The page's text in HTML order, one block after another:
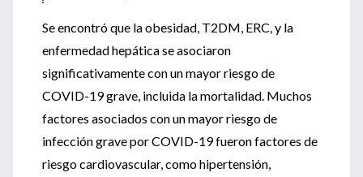
Se encontró que la obesidad, T2DM, ERC, y la
enfermedad hepática se asociaron
significativamente con un mayor riesgo de
COVID-19 grave, incluida la mortalidad. Muchos
factores asociados con un mayor riesgo de
infección grave por COVID-19 fueron factores de
riesgo cardiovascular, como hipertensión,